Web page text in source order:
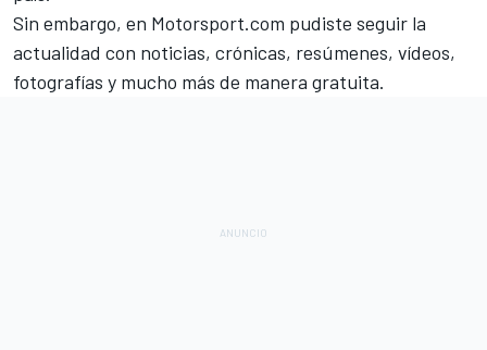
Sin embargo, en Motorsport.com pudiste seguir la
actualidad con noticias, crónicas, resúmenes, vídeos,
fotografías y mucho más de manera gratuita.